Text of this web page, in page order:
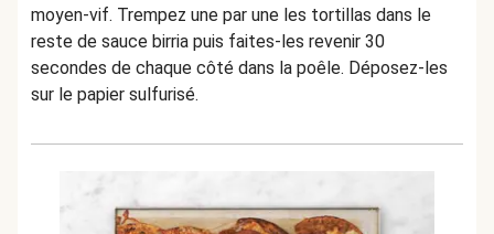
moyen-vif. Trempez une par une les tortillas dans le
reste de sauce birria puis faites-les revenir 30
secondes de chaque côté dans la poêle. Déposez-les
sur le papier sulfurisé.